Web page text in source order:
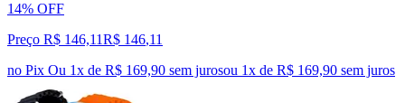
14% OFF
Preço R$ 146,11R$ 146,11
no Pix Ou 1x de R$ 169,90 sem jurosou 1x de R$ 169,90 sem juros